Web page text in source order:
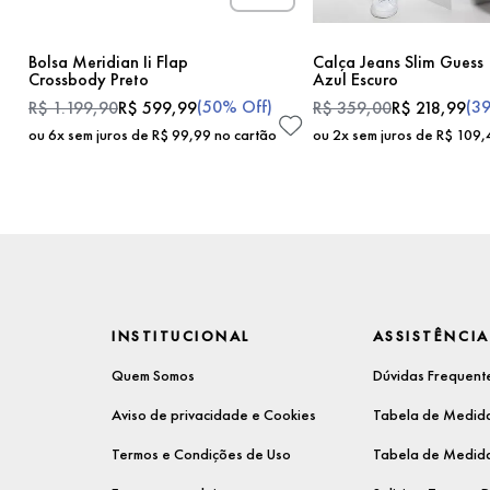
Bolsa Meridian Ii Flap
Crossbody Preto
R$1.199,90R$ 599,99(50% Off)
ou6x sem juros de R$ 99,99 no cartão
Calça Jeans Slim Guess
Azul Escuro
R$359,00R$ 218,99(
ou2x sem juros de R$ 109,
INSTITUCIONAL
Quem Somos
Aviso de privacidade e Cookies
Termos e Condições de Uso
ASSISTÊNCIA
Dúvidas
Tabela de
Tabela de